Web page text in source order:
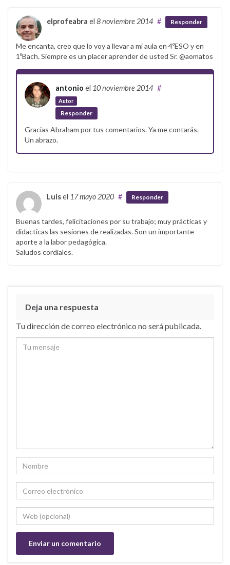
elprofeabra el 8 noviembre 2014 # Responder
Me encanta, creo que lo voy a llevar a mi aula en 4ºESO y en
1ºBach. Siempre es un placer aprender de usted Sr. @aomatos
antonio el 10 noviembre 2014
Autor
#
Responder
Gracias Abraham por tus comentarios. Ya me contarás.
Un abrazo.
Luisel 17 mayo 2020 # Responder
Buenas tardes, felicitaciones por su trabajo; muy prácticas y
didacticas las sesiones de realizadas. Son un importante
aporte a la labor pedagógica.
Saludos cordiales.
Deja una respuesta
Tu dirección de correo electrónico no será publicada.